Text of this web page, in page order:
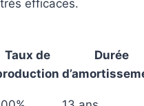
efficaces.
Taux de
Durée